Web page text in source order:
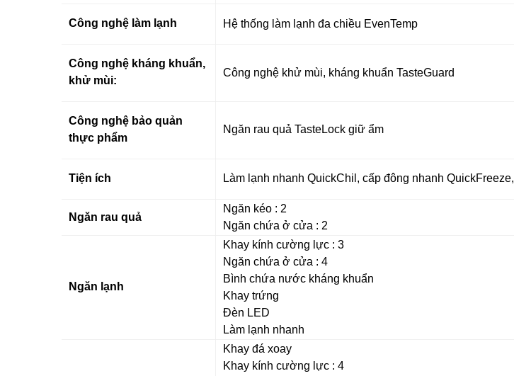
Công nghệ làm lạnh Hệ thống làm lạnh đa chiều EvenTemp
Công nghệ kháng khuẩn,
khử mùi:
Công nghệ khử mùi, kháng khuẩn TasteGuard
Công nghệ bảo quản
thực phẩm
Ngăn rau quả TasteLock giữ ẩm
Tiện ích Làm lạnh nhanh QuickChil , cấp đông nhanh QuickFreeze,
Ngăn rau quả
Ngăn kéo : 2
Ngăn chứa ở cửa : 2
Ngăn lạnh
Khay kính cường lực : 3
Ngăn chứa ở cửa : 4
Bình chứa nước kháng khuẩn
Khay trứng
Đèn LED
Làm lạnh nhanh
Khay đá xoay
Khay kính cường lực : 4